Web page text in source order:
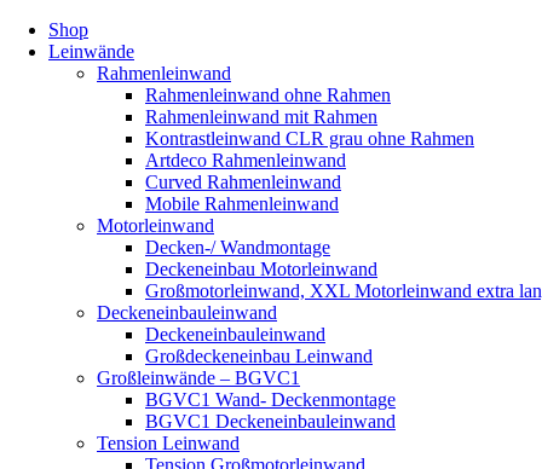
Shop
Leinwände
Rahmenleinwand
Rahmenleinwand ohne Rahmen
Rahmenleinwand mit Rahmen
Kontrastleinwand CLR grau ohne Rahmen
Artdeco Rahmenleinwand
Curved Rahmenleinwand
Mobile Rahmenleinwand
Motorleinwand
Decken-/ Wandmontage
Deckeneinbau Motorleinwand
Großmotorleinwand, XXL Motorleinwand extra
Deckeneinbauleinwand
Deckeneinbauleinwand
Großdeckeneinbau Leinwand
Großleinwände – BGVC1
BGVC1 Wand- Deckenmontage
BGVC1 Deckeneinbauleinwand
Tension Leinwand
Tension Großmotorleinwand